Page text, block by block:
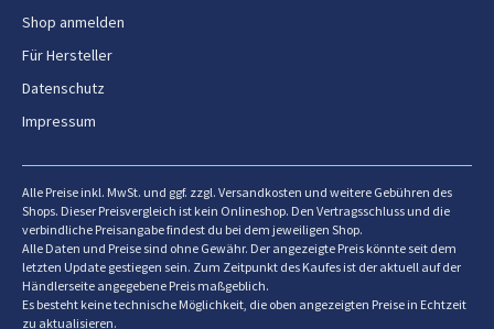
Shop anmelden
Für Hersteller
Datenschutz
Impressum
Alle Preise inkl. MwSt. und ggf. zzgl. Versandkosten und weitere Gebühren des
Shops. Dieser Preisvergleich ist kein Onlineshop. Den Vertragsschluss und die
verbindliche Preisangabe findest du bei dem jeweiligen Shop.
Alle Daten und Preise sind ohne Gewähr. Der angezeigte Preis könnte seit dem
letzten Update gestiegen sein. Zum Zeitpunkt des Kaufes ist der aktuell auf der
Händlerseite angegebene Preis maßgeblich.
Es besteht keine technische Möglichkeit, die oben angezeigten Preise in Echtzeit
zu aktualisieren.